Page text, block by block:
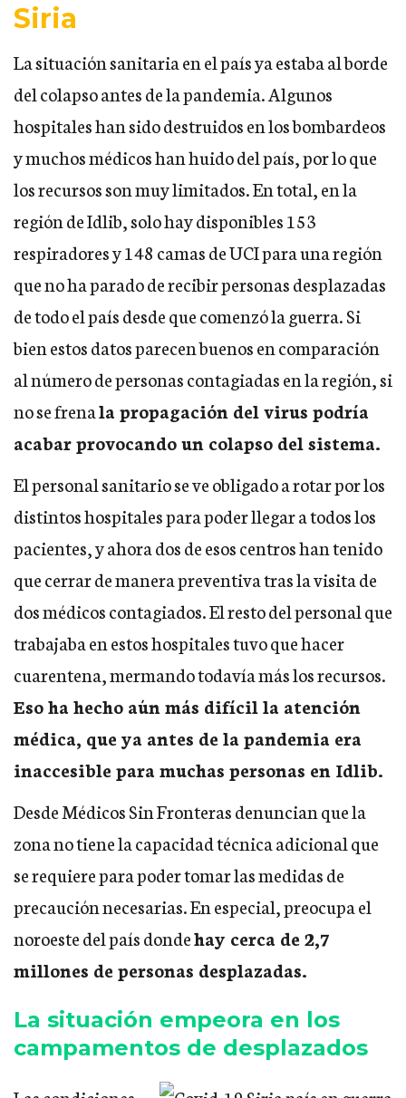
Siria
La situación sanitaria en el país ya estaba al borde
del colapso antes de la pandemia. Algunos
hospitales han sido destruidos en los bombardeos
y muchos médicos han huido del país, por lo que
los recursos son muy limitados. En total, en la
región de Idlib, solo hay disponibles 153
respiradores y 148 camas de UCI para una región
que no ha parado de recibir personas desplazadas
de todo el país desde que comenzó la guerra. Si
bien estos datos parecen buenos en comparación
al número de personas contagiadas en la región, si
no se frenala propagación del virus podría
acabar provocando un colapso del sistema.
El personal sanitario se ve obligado a rotar por los
distintos hospitales para poder llegar a todos los
pacientes, y ahora dos de esos centros han tenido
que cerrar de manera preventiva tras la visita de
dos médicos contagiados. El resto del personal que
trabajaba en estos hospitales tuvo que hacer
cuarentena, mermando todavía más los recursos.
Eso ha hecho aún más difícil la atención
médica, que ya antes de la pandemia era
inaccesible para muchas personas en Idlib.
Desde Médicos Sin Fronteras denuncian que la
zona no tiene la capacidad técnica adicional que
se requiere para poder tomar las medidas de
precaución necesarias. En especial, preocupa el
noroeste del país dondehay cerca de 2,7
millones de personas desplazadas.
La situación empeora en los
campamentos de desplazados